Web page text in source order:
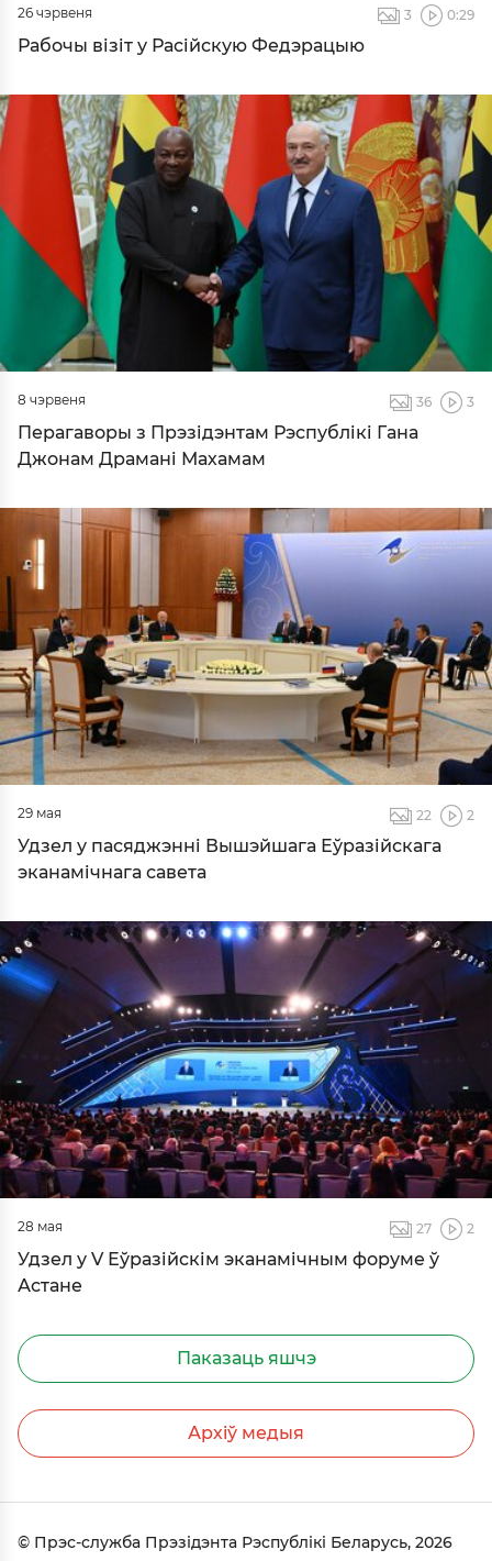
26 чэрвеня 3 0:29
Рабочы візіт у Расійскую Федэрацыю
8 чэрвеня 36 3
Перагаворы з Прэзідэнтам Рэспублікі Гана
Джонам Драмані Махамам
29 мая 22 2
Удзел у пасяджэнні Вышэйшага Еўразійскага
эканамічнага савета
28 мая 27 2
Удзел у V Еўразійскім эканамічным форуме ў
Астане
Паказаць яшчэ
Архiў медыя
© Прэс-служба Прэзідэнта Рэспублікі Беларусь, 2026